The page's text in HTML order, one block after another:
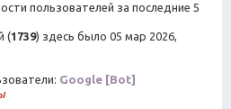
пользователей за последние 5
(1739) здесь было 05 мар 2026,
Google [Bot]